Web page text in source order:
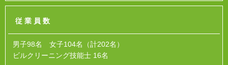
従業員数
男子98名 女子104名（計202名）
ビルクリーニング技能士 16名